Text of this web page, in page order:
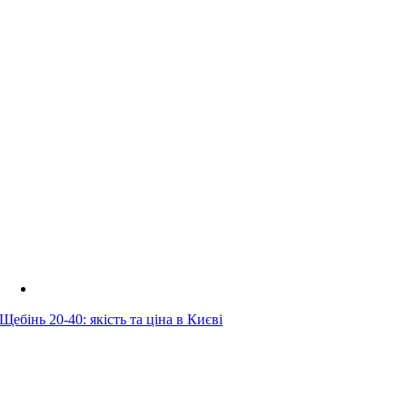
Щебінь 20-40: якість та ціна в Києві